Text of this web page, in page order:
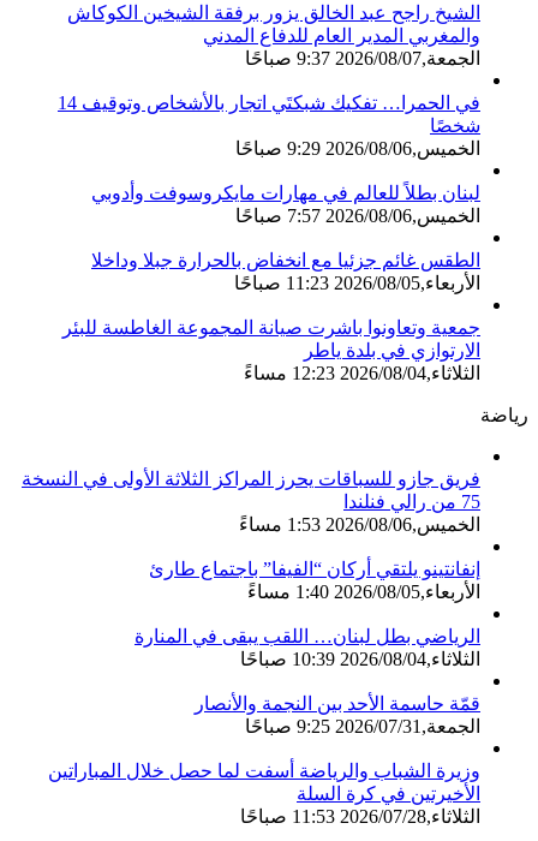
الشيخ راجح عبد الخالق يزور برفقة الشيخين الكوكاش
والمغربي المدير العام للدفاع المدني
الجمعة,2026/08/07 9:37 صباحًا
في الحمرا… تفكيك شبكتَي اتجار بالأشخاص وتوقيف 14
شخصًا
الخميس,2026/08/06 9:29 صباحًا
لبنان بطلاً للعالم في مهارات مايكروسوفت وأدوبي
الخميس,2026/08/06 7:57 صباحًا
الطقس غائم جزئيا مع انخفاض بالحرارة جبلا وداخلا
الأربعاء,2026/08/05 11:23 صباحًا
جمعية وتعاونوا باشرت صيانة المجموعة الغاطسة للبئر
الارتوازي في بلدة ياطر
الثلاثاء,2026/08/04 12:23 مساءً
رياضة
فريق جازو للسباقات يحرز المراكز الثلاثة الأولى في النسخة
75 من رالي فنلندا
الخميس,2026/08/06 1:53 مساءً
إنفانتينو يلتقي أركان “الفيفا” باجتماع طارئ
الأربعاء,2026/08/05 1:40 مساءً
الرياضي بطل لبنان… اللقب يبقى في المنارة
الثلاثاء,2026/08/04 10:39 صباحًا
قمّة حاسمة الأحد بين النجمة والأنصار
الجمعة,2026/07/31 9:25 صباحًا
وزيرة الشباب والرياضة أسفت لما حصل خلال المباراتين
الأخيرتين في كرة السلة
الثلاثاء,2026/07/28 11:53 صباحًا